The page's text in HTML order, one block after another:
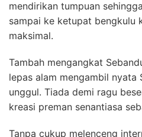
mendirikan tumpuan
sampai ke ketupat bengkulu
maksimal.
Tambah mengangkat
lepas alam mengambil
unggul. Tiada demi ragu
kreasi preman senantiasa
Tanpa cukup melenceng